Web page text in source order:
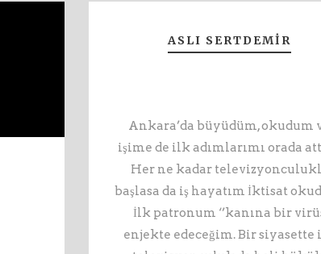
ASLI SERTDEMIR
Ankara’da büyüdüm, okudum
işime de ilk adımlarımı orada
Her ne kadar
başlasa da iş hayatım İktisat
İlk patronum ‘’kanına bir
enjekte edeceğim. Bir siyasette